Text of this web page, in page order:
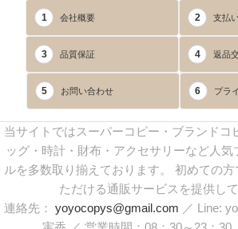
1 会社概要 2 支払
3 品質保証 4 返品
5 お問い合わせ 6 プラ
当サイトではスーパーコピー・ブランドコ
ッグ・時計・財布・アクセサリーなど人
ルを多数取り揃えております。 初めての
ただける通販サービスを提供して
連絡先： yoyocopys@gmail.com ／ Line: